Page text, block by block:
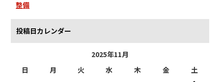
整備
投稿日カレンダー
2025年11月
日
月 火 水 木 金 土